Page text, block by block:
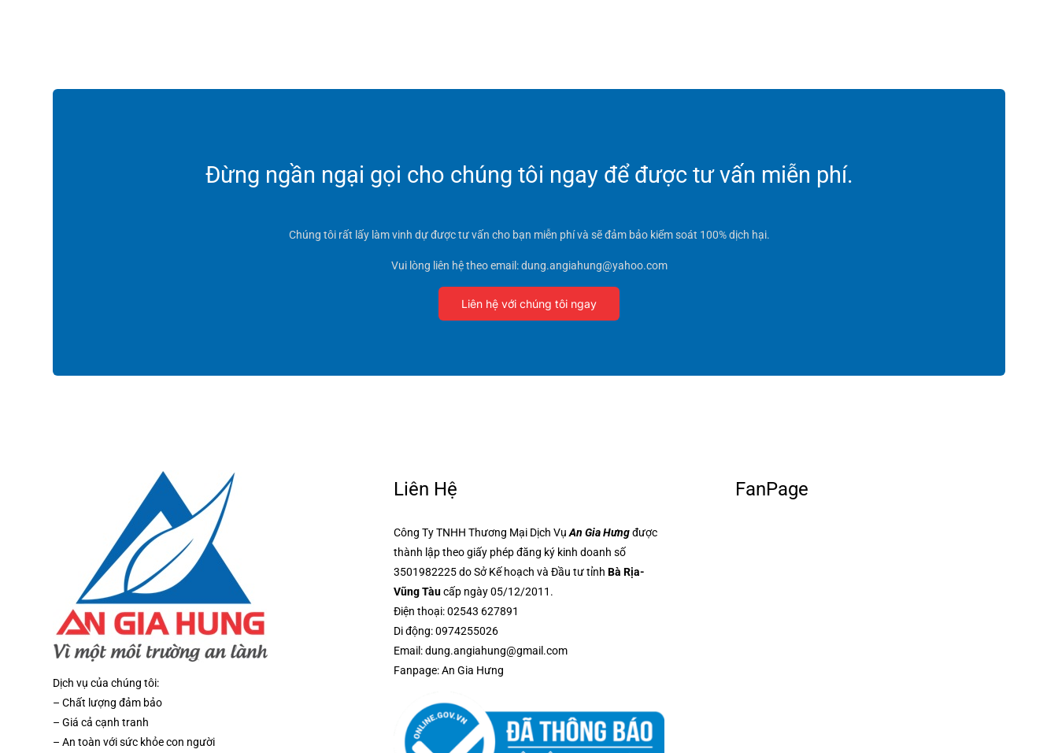
Đừng ngần ngại gọi cho chúng tôi ngay để được tư vấn miễn phí.
Chúng tôi rất lấy làm vinh dự được tư vấn cho bạn miễn phí và sẽ đảm bảo kiểm soát 100% dịch hại.
Vui lòng liên hệ theo email: dung.angiahung@yahoo.com
Liên hệ với chúng tôi ngay
Dịch vụ của chúng tôi:
– Chất lượng đảm bảo
– Giá cả cạnh tranh
– An toàn với sức khỏe con người
Liên Hệ
Công Ty TNHH Thương Mại Dịch Vụ An Gia Hưngđược
thành lập theo giấy phép đăng ký kinh doanh số
3501982225 do Sở Kế hoạch và Đầu tư tỉnhBà Rịa-
Vũng Tàucấp ngày 05/12/2011.
Điện thoại:02543 627891
Di động:0974255026
Email:dung.angiahung@gmail.com
Fanpage:An Gia Hưng
FanPage